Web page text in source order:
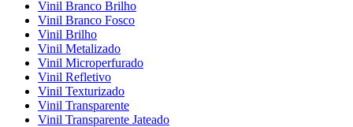
Vinil Branco Brilho
Vinil Branco Fosco
Vinil Brilho
Vinil Metalizado
Vinil Microperfurado
Vinil Refletivo
Vinil Texturizado
Vinil Transparente
Vinil Transparente Jateado